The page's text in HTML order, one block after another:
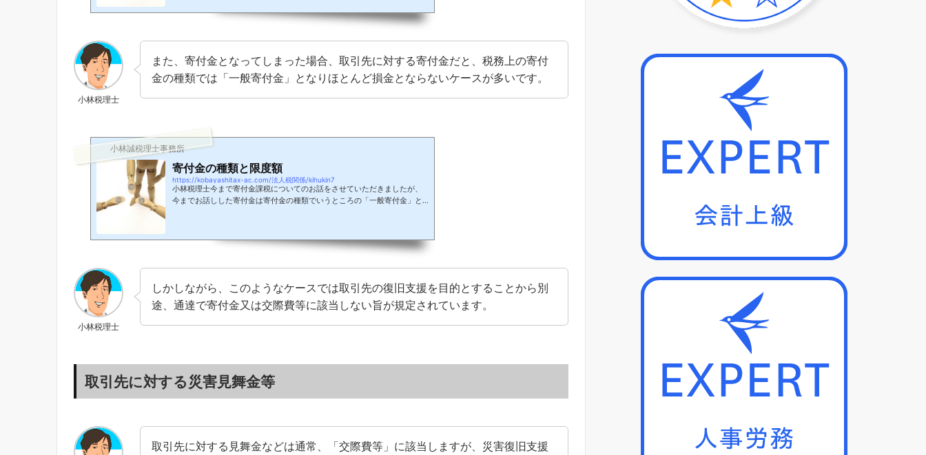
きます。寄付金とは？小林税理士今回は、寄付金についてお話させていた
募金とか、義捐金とか、あと町内会な...
小林税理士
また、寄付金となってしまった場合、取引先に対する寄付金だと、税務上の寄付
金の種類では「一般寄付金」となりほとんど損金とならないケースが多いです。
小林誠税理士事務所
寄付金の種類と限度額
https://kobayashitax-ac.com/法人税関係/kihukin7
小林税理士今まで寄付金課税についてのお話をさせていただきましたが、
今までお話しした寄付金は寄付金の種類でいうところの「一般寄付金」と
は、寄付の相手先に応じて以下のように分類されます。種類相手先損金算
大臣指定のもの)、共同募金会、日本学...
小林税理士
しかしながら、このようなケースでは取引先の復旧支援を目的とすることから別
途、通達で寄付金又は交際費等に該当しない旨が規定されています。
取引先に対する災害見舞金等
取引先に対する見舞金などは通常、「交際費等」に該当しますが、災害復旧支援